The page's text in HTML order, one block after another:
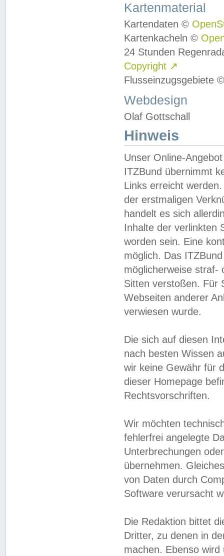
Kartenmaterial
Kartendaten ©
Kartenkacheln ©
24 Stunden
Copyright ↗
Flusseinzugsgebiete
Webdesign
Olaf Gottschall
Hinweis
Unser Online-
ITZBund übernimmt
Links erreicht
der erstmaligen
handelt es sich
Inhalte der verlinkten
worden sein. Eine
möglich. Das
möglicherweise straf-
Sitten verstoßen. Für
Webseiten anderer
verwiesen wurde.
Die sich auf diesen
nach besten Wissen
wir keine Gewähr für
dieser Homepage
Rechtsvorschriften.
Wir möchten
fehlerfrei angelegte
Unterbrechungen
übernehmen.
von Daten durch
Software verursacht
Die Redaktion bittet
Dritter, zu denen in
machen. Ebenso